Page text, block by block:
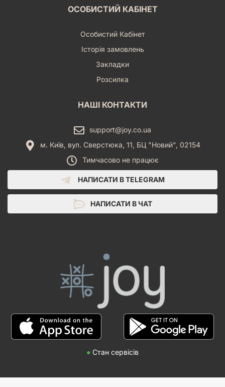
ОСОБИСТИЙ КАБІНЕТ
Особистий Кабінет
Історія замовлень
Закладки
Розсилка
НАШІ КОНТАКТИ
support@joy.co.ua
м. Київ, вул. Сверстюка, 11, БЦ "Новий", 02154
Тимчасово не працює
НАПИСАТИ В TELEGRAM
НАПИСАТИ В ЧАТ
● Стан сервісів